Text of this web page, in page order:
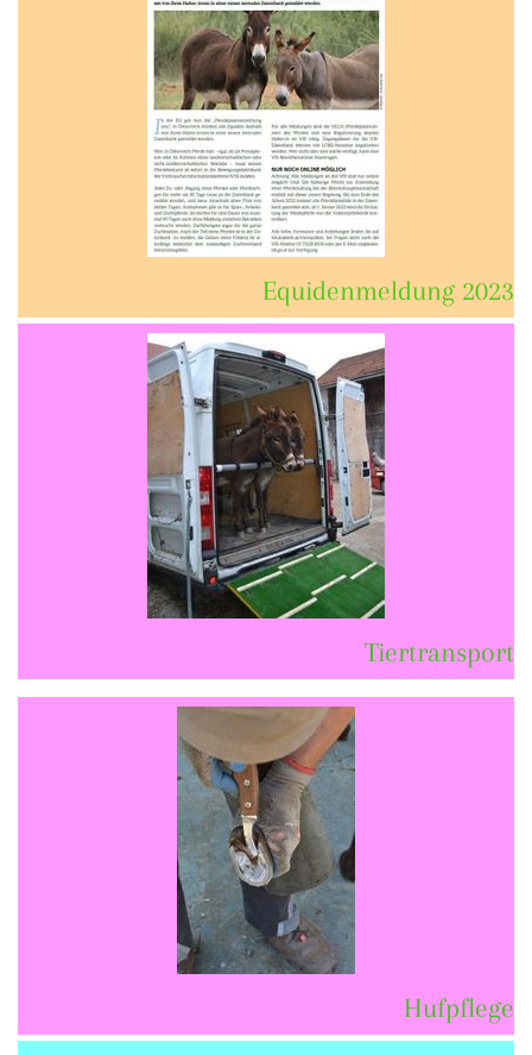
Equidenmeldung 2023
Tiertransport
Hufpflege